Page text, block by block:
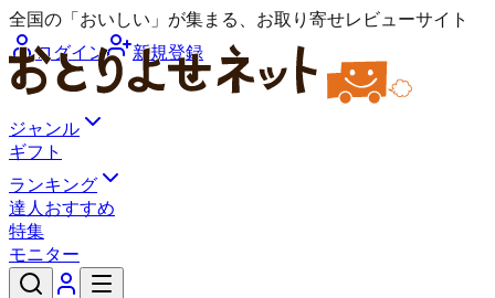
全国の「おいしい」が集まる、お取り寄せレビューサイト
ログイン
新規登録
ジャンル
ギフト
ランキング
達人おすすめ
特集
モニター